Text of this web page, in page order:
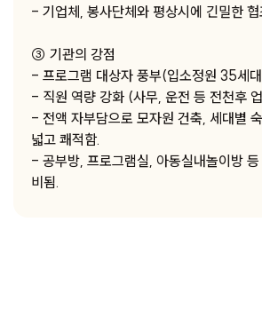
- 기업체, 봉사단체와 평상시에 긴밀한 협
③ 기관의 강점
- 프로그램 대상자 풍부(입소정원 35세
- 직원 역량 강화 (사무, 운전 등 전천후
- 전액 자부담으로 모자원 건축, 세대별
넓고 쾌적함.
- 공부방, 프로그램실, 아동실내놀이방
비됨.